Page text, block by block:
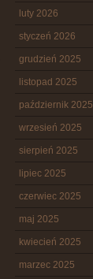
luty 2026
styczeń 2026
grudzień 2025
listopad 2025
październik 2025
wrzesień 2025
sierpień 2025
lipiec 2025
czerwiec 2025
maj 2025
kwiecień 2025
marzec 2025